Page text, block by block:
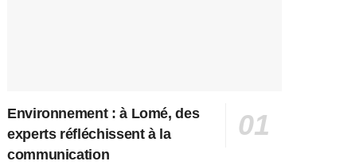
Environnement : à Lomé, des
experts réfléchissent à la
communication